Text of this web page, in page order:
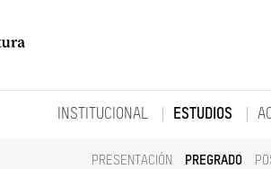
INSTITUCIONAL ESTUDIOS
PRESENTACIÓN PREGRADO